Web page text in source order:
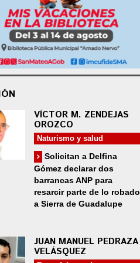
VÍCTOR M. ZENDEJAS
OROZCO
Naturismo y salud
Solicitan a Delfina
Gómez declarar dos
barrancas ANP para
resarcir parte de lo robado
a Sierra de Guadalupe
JUAN MANUEL PEDRAZA
VELÁSQUEZ